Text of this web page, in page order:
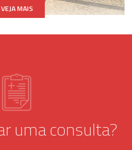
foi um achado.
muito acolhedora.
VEJA MAIS
uma consulta?